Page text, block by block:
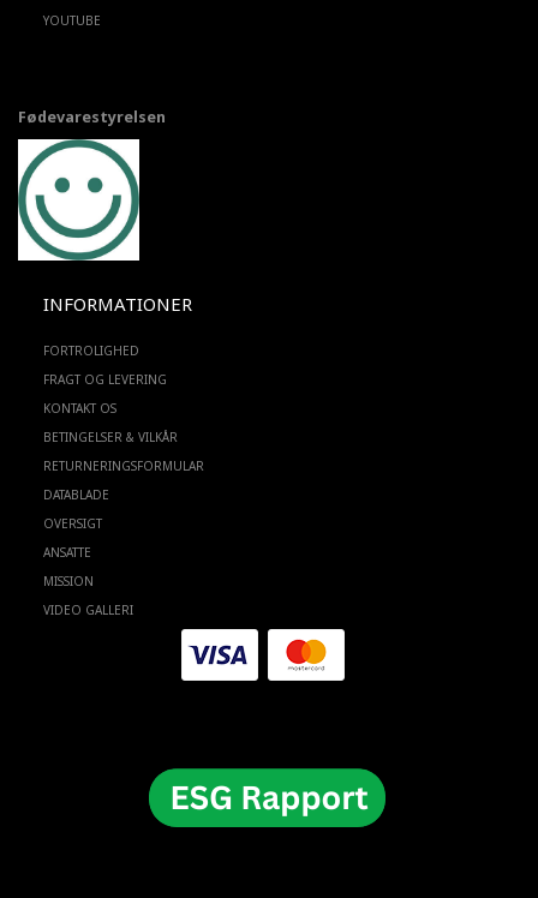
YOUTUBE
Fødevarestyrelsen
INFORMATIONER
FORTROLIGHED
FRAGT OG LEVERING
KONTAKT OS
BETINGELSER & VILKÅR
RETURNERINGSFORMULAR
DATABLADE
OVERSIGT
ANSATTE
MISSION
VIDEO GALLERI